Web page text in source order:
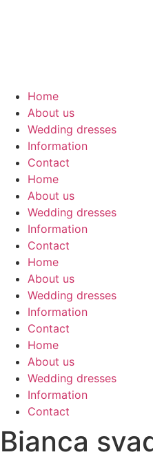
Home
About us
Wedding dresses
Information
Contact
Home
About us
Wedding dresses
Information
Contact
Home
About us
Wedding dresses
Information
Contact
Home
About us
Wedding dresses
Information
Contact
Bianca